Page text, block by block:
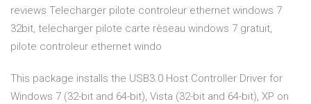
reviews Telecharger pilote controleur ethernet windows 7
32bit, telecharger pilote carte rèseau windows 7 gratuit,
pilote controleur ethernet windo
This package installs the USB3.0 Host Controller Driver for
Windows 7 (32-bit and 64-bit), Vista (32-bit and 64-bit), XP on